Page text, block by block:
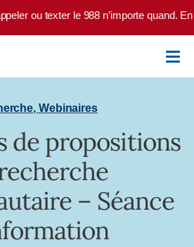
ou texter le 988 n’importe quand.
, Webinaires
de propositions
– Séance